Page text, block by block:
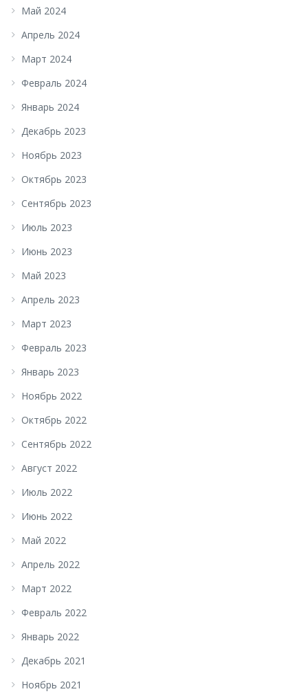
Май 2024
Апрель 2024
Март 2024
Февраль 2024
Январь 2024
Декабрь 2023
Ноябрь 2023
Октябрь 2023
Сентябрь 2023
Июль 2023
Июнь 2023
Май 2023
Апрель 2023
Март 2023
Февраль 2023
Январь 2023
Ноябрь 2022
Октябрь 2022
Сентябрь 2022
Август 2022
Июль 2022
Июнь 2022
Май 2022
Апрель 2022
Март 2022
Февраль 2022
Январь 2022
Декабрь 2021
Ноябрь 2021